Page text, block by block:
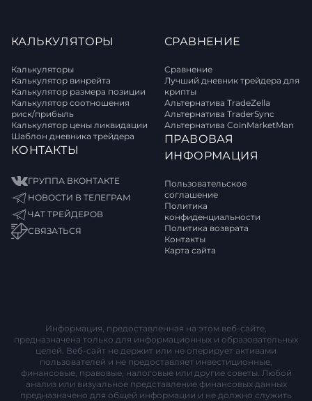
КАЛЬКУЛЯТОРЫ
Калькуляторы
Калькулятор винрейта
Калькулятор размера позиции
Калькулятор соотношения
риск/прибыль
Калькулятор цены ликвидации
Шаблон дневника трейдера
КОНТАКТЫ
ГРУППА ВКОНТАКТЕ
НОВОСТИ В ТЕЛЕГРАМ
ЧАТ ТРЕЙДЕРОВ
СВЯЗАТЬСЯ
СРАВНЕНИЕ
Сравнение
Лучший дневник трейдера для
крипты
Альтернатива TradeZella
Альтернатива TraderSync
Альтернатива CoinMarketMan
ПРАВОВАЯ
ИНФОРМАЦИЯ
Пользовательское
соглашение
Политика
конфиденциальности
Политика возврата
Контакты
Карта сайта
Информация, предоставленная на этом веб-сайте,
предназначена только для информационных и образовательных
целей. Веб-сайт не держит или не оперирует активами
пользователей и не предоставляет инвестиционные,
финансовые, правовые, налоговые или другие советы. Любой
анализ или визуальное представление финансовых данных
предназначено для общей информации и не должно служить